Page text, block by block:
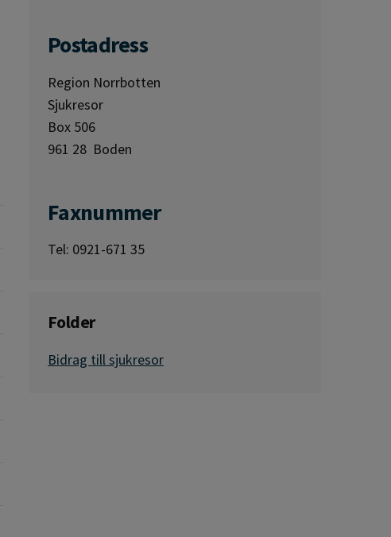
Postadress
Region Norrbotten
Sjukresor
Box 506
961 28 Boden
Faxnummer
Tel: 0921-671 35
Folder
Bidrag till sjukresor